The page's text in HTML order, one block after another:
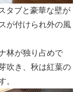
タブと豪華な壁が
が付けられ外の風
林が独り占めで
吹き、秋は紅葉の
。